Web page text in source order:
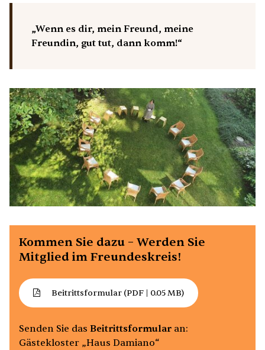
„Wenn es dir, mein Freund, meine
Freundin, gut tut, dann komm!“
Kommen Sie dazu – Werden Sie
Mitglied im Freundeskreis!
Beitrittsformular (PDF | 0.05 MB)
Senden Sie das Beitrittsformular an:
Gästekloster „Haus Damiano“